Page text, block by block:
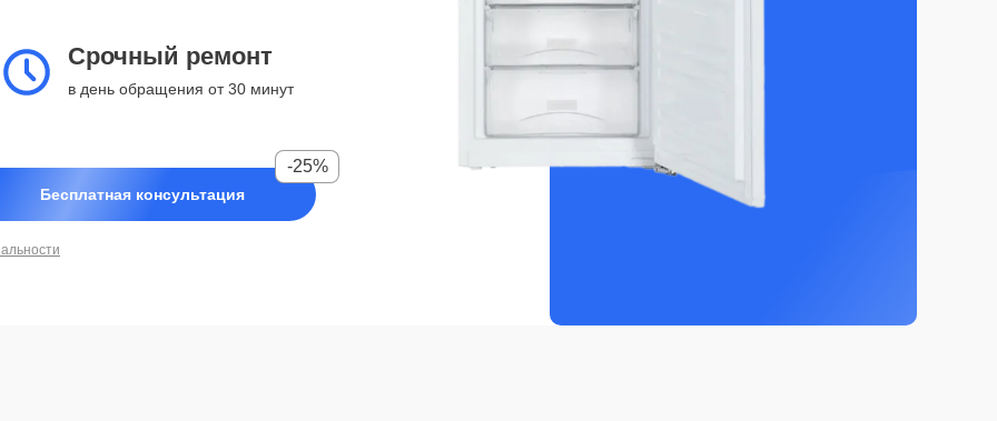
Срочный ремонт
в день обращения от 30 минут
Бесплатная консультация
-25%